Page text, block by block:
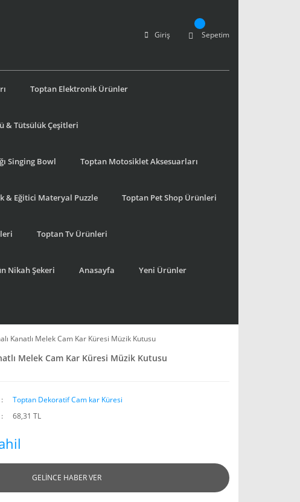
Giriş Sepetim
Toptan Elektronik Ürünler
& Tütsülük Çeşitleri
Singing Bowl Toptan Motosiklet Aksesuarları
& Eğitici Materyal Puzzle Toptan Pet Shop Ürünleri
Toptan Tv Ürünleri
Nikah Şekeri Anasayfa Yeni Ürünler
Kanatlı Melek Cam Kar Küresi Müzik Kutusu
Melek Cam Kar Küresi Müzik Kutusu
Toptan Dekoratif Cam kar Küresi
68,31 TL
GELİNCE HABER VER